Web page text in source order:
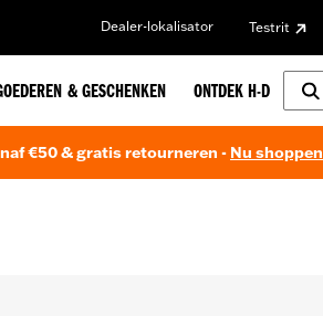
Dealer-lokalisator Testrit
& GESCHENKEN ONTDEK H-D
€50 & gratis retourneren - Nu shoppen